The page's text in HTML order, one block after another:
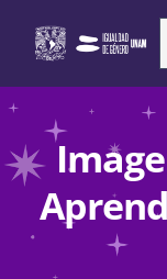
content